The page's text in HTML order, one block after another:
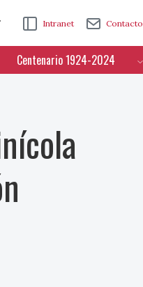
Intranet Contacto
Centenario 1924-2024